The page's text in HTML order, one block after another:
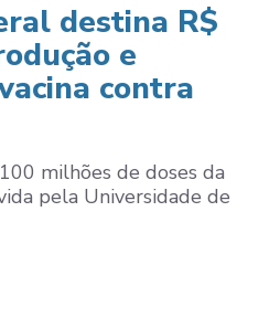
destina R$
e
contra
milhões de doses da
pela Universidade de